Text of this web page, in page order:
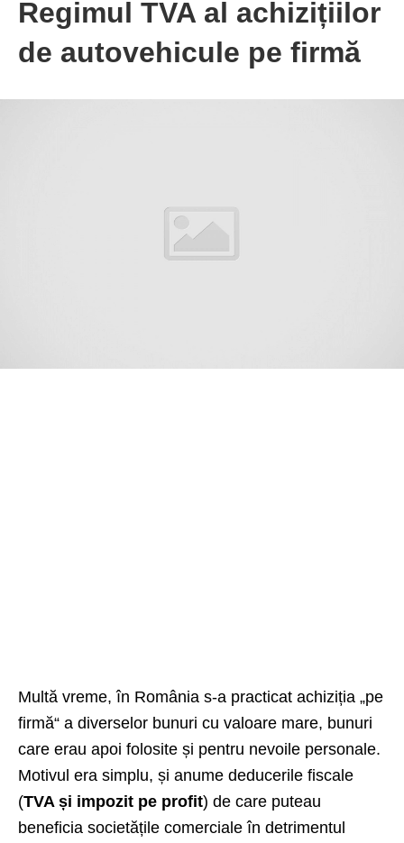
Regimul TVA al achizițiilor
de autovehicule pe firmă
Multă vreme, în România s-a practicat achiziția „pe
firmă“ a diverselor bunuri cu valoare mare, bunuri
care erau apoi folosite și pentru nevoile personale.
Motivul era simplu, și anume deducerile fiscale
(TVA și impozit pe profit) de care puteau
beneficia societățile comerciale în detrimentul